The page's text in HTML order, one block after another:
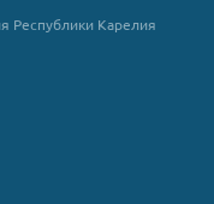
Республики Карелия